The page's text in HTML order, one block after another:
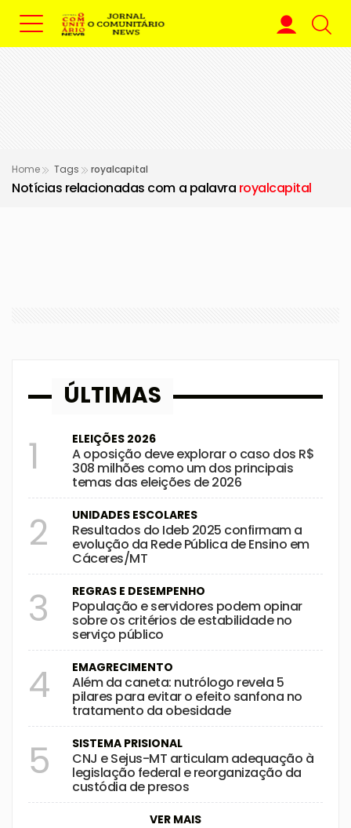
Home Tags royalcapital
Notícias relacionadas com a palavra royalcapital
ÚLTIMAS
1 ELEIÇÕES 2026
A oposição deve explorar o caso dos R$
308 milhões como um dos principais
temas das eleições de 2026
2 UNIDADES ESCOLARES
Resultados do Ideb 2025 confirmam a
evolução da Rede Pública de Ensino em
Cáceres/MT
3 REGRAS E DESEMPENHO
População e servidores podem opinar
sobre os critérios de estabilidade no
serviço público
4 EMAGRECIMENTO
Além da caneta: nutrólogo revela 5
pilares para evitar o efeito sanfona no
tratamento da obesidade
5 SISTEMA PRISIONAL
CNJ e Sejus-MT articulam adequação à
legislação federal e reorganização da
custódia de presos
VER MAIS